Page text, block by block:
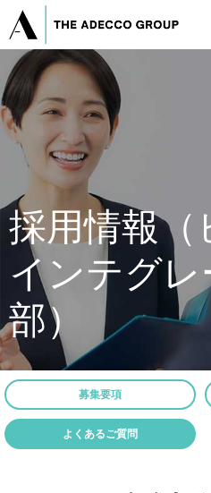
採用情報（
インテグ
部）
募集要項
よくあるご質問